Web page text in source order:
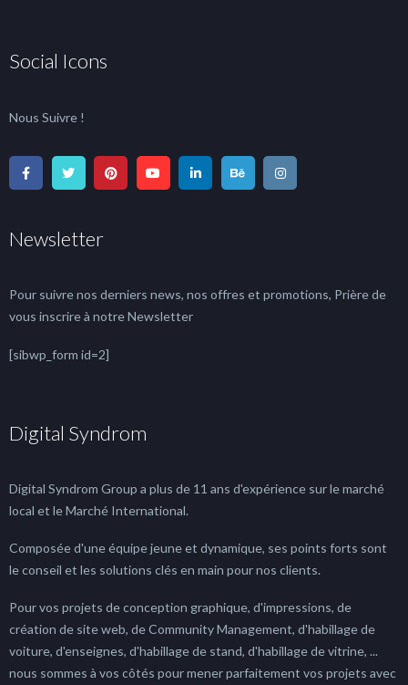
Social Icons
Nous Suivre !
Newsletter
Pour suivre nos derniers news, nos offres et promotions, Prière de
vous inscrire à notre Newsletter
[sibwp_form id=2]
Digital Syndrom
Digital Syndrom Group a plus de 11 ans d'expérience sur le marché
local et le Marché International.
Composée d'une équipe jeune et dynamique, ses points forts sont
le conseil et les solutions clés en main pour nos clients.
Pour vos projets de conception graphique, d'impressions, de
création de site web, de Community Management, d'habillage de
voiture, d'enseignes, d'habillage de stand, d'habillage de vitrine, ...
nous sommes à vos côtés pour mener parfaitement vos projets avec